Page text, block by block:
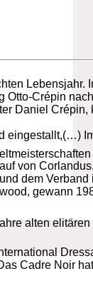
Crépin
Daniel
von
dem
gewann
alten
Cadre Noir